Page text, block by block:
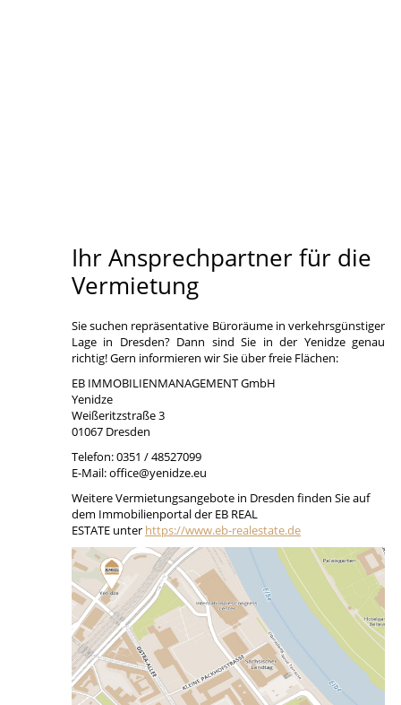
Ihr Ansprechpartner für die
Vermietung
Sie suchen repräsentative Büroräume in verkehrsgünstiger
Lage in Dresden? Dann sind Sie in der Yenidze genau
richtig! Gern informieren wir Sie über freie Flächen:
EB IMMOBILIENMANAGEMENT GmbH
Yenidze
Weißeritzstraße 3
01067 Dresden
Telefon: 0351 / 48527099
E-Mail: office@yenidze.eu
Weitere Vermietungsangebote in Dresden finden Sie auf
dem Immobilienportal der EB REAL
ESTATE unter https://www.eb-realestate.de